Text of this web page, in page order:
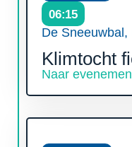
06:15
De Sneeuwbal,
Klimtocht
Naar